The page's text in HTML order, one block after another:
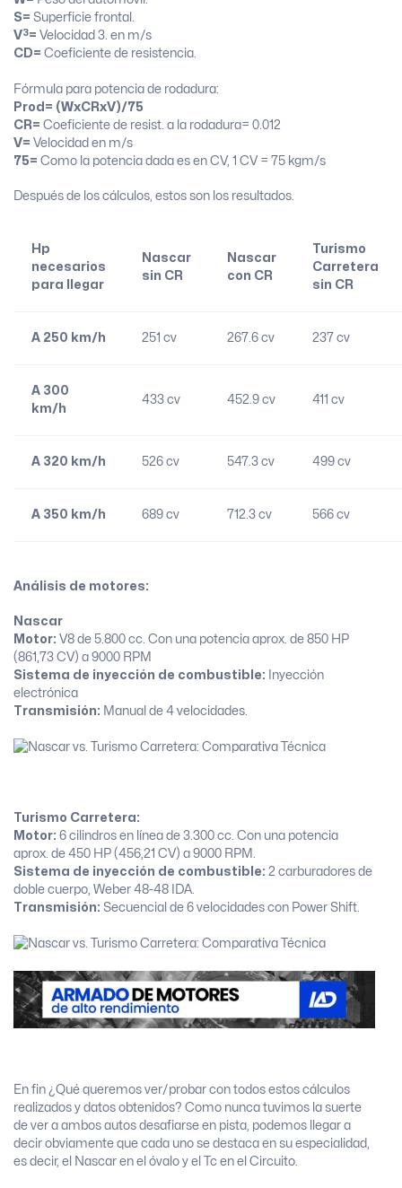
S= Superficie frontal.
V3= Velocidad 3. en m/s
CD= Coeficiente de resistencia.
Fórmula para potencia de rodadura:
Prod= (WxCRxV)/75
CR= Coeficiente de resist. a la rodadura= 0.012
V= Velocidad en m/s
75= Como la potencia dada es en CV, 1 CV = 75 kgm/s
Después de los cálculos, estos son los resultados.
Hp
necesarios
para llegar
Nascar
sin CR
Nascar
con CR
Turismo
Carretera
sin CR
A 250 km/h 251 cv 267.6 cv 237 cv
A 300
km/h
433 cv 452.9 cv 411 cv
A 320 km/h 526 cv 547.3 cv 499 cv
A 350 km/h 689 cv 712.3 cv 566 cv
Análisis de motores:
Nascar
Motor: V8 de 5.800 cc. Con una potencia aprox. de 850 HP
(861,73 CV) a 9000 RPM
Sistema de inyección de combustible: Inyección
electrónica
Transmisión: Manual de 4 velocidades.
Turismo Carretera:
Motor: 6 cilindros en línea de 3.300 cc. Con una potencia
aprox. de 450 HP (456,21 CV) a 9000 RPM.
Sistema de inyección de combustible: 2 carburadores de
doble cuerpo, Weber 48-48 IDA.
Transmisión: Secuencial de 6 velocidades con Power Shift.
En fin ¿Qué queremos ver/probar con todos estos cálculos
realizados y datos obtenidos? Como nunca tuvimos la suerte
de ver a ambos autos desafiarse en pista, podemos llegar a
decir obviamente que cada uno se destaca en su especialidad,
es decir, el Nascar en el óvalo y el Tc en el Circuito.